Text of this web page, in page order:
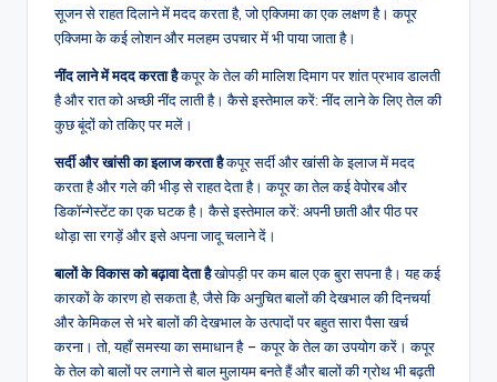
सूजन से राहत दिलाने में मदद करता है, जो एक्जिमा का एक लक्षण है। कपूर
एक्जिमा के कई लोशन और मलहम उपचार में भी पाया जाता है।
नींद लाने में मदद करता हैकपूर के तेल की मालिश दिमाग पर शांत प्रभाव डालती
है और रात को अच्छी नींद लाती है। कैसे इस्तेमाल करें: नींद लाने के लिए तेल की
कुछ बूंदों को तकिए पर मलें।
सर्दी और खांसी का इलाज करता हैकपूर सर्दी और खांसी के इलाज में मदद
करता है और गले की भीड़ से राहत देता है। कपूर का तेल कई वेपोरब और
डिकॉन्गेस्टेंट का एक घटक है। कैसे इस्तेमाल करें: अपनी छाती और पीठ पर
थोड़ा सा रगड़ें और इसे अपना जादू चलाने दें।
बालों के विकास को बढ़ावा देता हैखोपड़ी पर कम बाल एक बुरा सपना है। यह कई
कारकों के कारण हो सकता है, जैसे कि अनुचित बालों की देखभाल की दिनचर्या
और केमिकल से भरे बालों की देखभाल के उत्पादों पर बहुत सारा पैसा खर्च
करना। तो, यहाँ समस्या का समाधान है – कपूर के तेल का उपयोग करें। कपूर
के तेल को बालों पर लगाने से बाल मुलायम बनते हैं और बालों की ग्रोथ भी बढ़ती